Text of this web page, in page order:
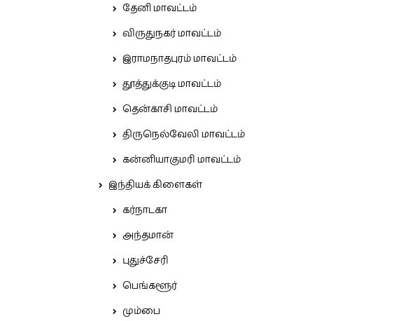
தேனி மாவட்டம்
விருதுநகர் மாவட்டம்
இராமநாதபுரம் மாவட்டம்
தூத்துக்குடி மாவட்டம்
தென்காசி மாவட்டம்
திருநெல்வேலி மாவட்டம்
கன்னியாகுமரி மாவட்டம்
இந்தியக் கிளைகள்
கர்நாடகா
அந்தமான்
புதுச்சேரி
பெங்களூர்
மும்பை